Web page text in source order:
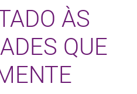
ÀS
QUE